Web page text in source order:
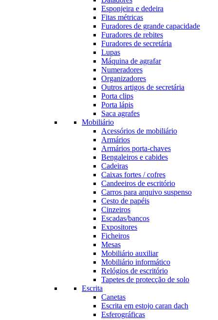
Esponjeira e dedeira
Fitas métricas
Furadores de grande capacidade
Furadores de rebites
Furadores de secretária
Lupas
Máquina de agrafar
Numeradores
Organizadores
Outros artigos de secretária
Porta clips
Porta lápis
Saca agrafes
Mobiliário
Acessórios de mobiliário
Armários
Armários porta-chaves
Bengaleiros e cabides
Cadeiras
Caixas fortes / cofres
Candeeiros de escritório
Carros para arquivo suspenso
Cesto de papéis
Cinzeiros
Escadas/bancos
Expositores
Ficheiros
Mesas
Mobiliário auxiliar
Mobiliário informático
Relógios de escritório
Tapetes de protecção de solo
Escrita
Canetas
Escrita em estojo caran dach
Esferográficas